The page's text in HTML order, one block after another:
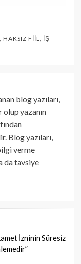
, HAKSIZ FIIL, İŞ
blog yazıları,
olup yazanın
Blog yazıları,
verme
da tavsiye
İzninin Süresiz